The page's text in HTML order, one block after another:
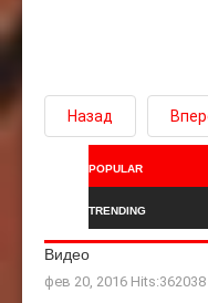
Назад
POPULAR
TRENDING
Видео
фев 20, 2016 Hits:362038